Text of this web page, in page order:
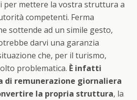
per mettere la vostra struttura a
competenti. Ferma
sottende ad un simile gesto,
darvi una garanzia
che, per il turismo,
problematica. È infatti
di remunerazione giornaliera
la propria struttura, la